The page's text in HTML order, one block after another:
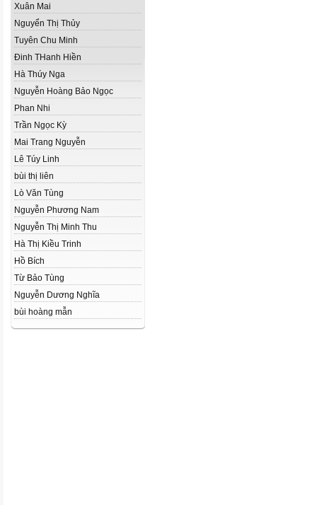
Xuân Mai
Nguyển Thị Thủy
Tuyên Chu Minh
Đinh THanh Hiền
Hà Thúy Nga
Nguyễn Hoàng Bảo Ngọc
Phan Nhi
Trần Ngọc Kỳ
Mai Trang Nguyễn
Lê Túy Linh
bùi thị liên
Lò Văn Tùng
Nguyễn Phương Nam
Nguyễn Thị Minh Thu
Hà Thị Kiều Trinh
Hồ Bích
Từ Bảo Tùng
Nguyễn Dương Nghĩa
bùi hoàng mẫn